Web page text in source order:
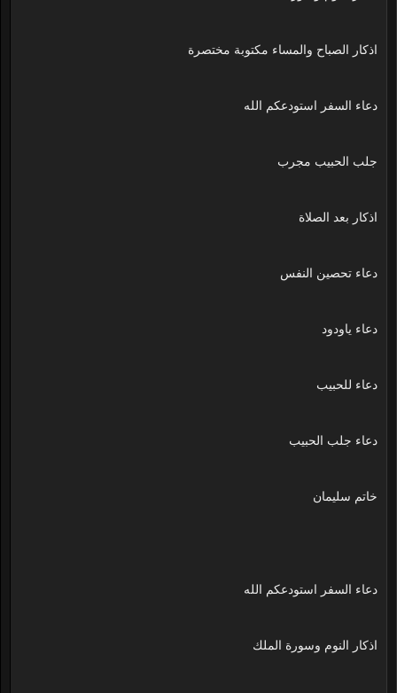
اذكار الصباح والمساء مكتوبة مختصرة
دعاء السفر استودعكم الله
جلب الحبيب مجرب
اذكار بعد الصلاة
دعاء تحصين النفس
دعاء ياودود
دعاء للحبيب
دعاء جلب الحبيب
خاتم سليمان
دعاء السفر استودعكم الله
اذكار النوم وسورة الملك